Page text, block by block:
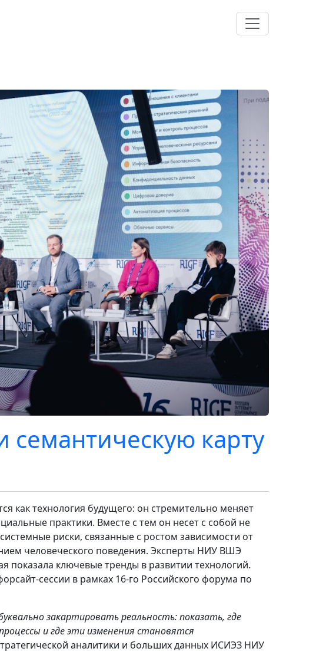
карту
как технология будущего: он стремительно меняет
практики. Вместе с тем он несет с собой не
риски, связанные с ростом зависимости от
человеческого поведения. Эксперты НИУ ВШЭ
показала ключевые тренды в развитии технологий.
сессии в рамках 16-го Российского форума по
закартировать реальность: показать, где
и где эти изменения становятся
аналитики и больших данных ИСИЭЗ НИУ